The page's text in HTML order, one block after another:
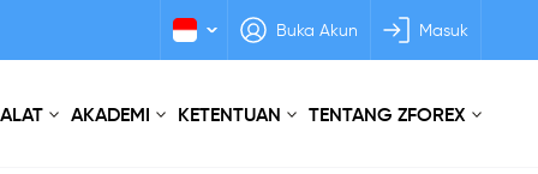
Buka Akun Masuk
AKADEMI KETENTUAN TENTANG ZFOREX